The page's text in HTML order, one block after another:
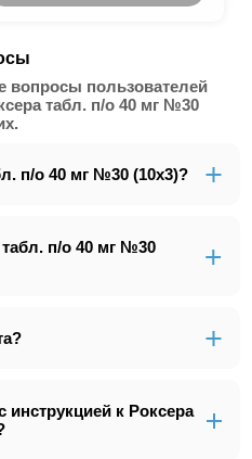
пользователей
табл. п/о 40 мг №30
п/о 40 мг №30 (10х3)?
табл. п/о 40 мг №30
инструкцией к Роксера